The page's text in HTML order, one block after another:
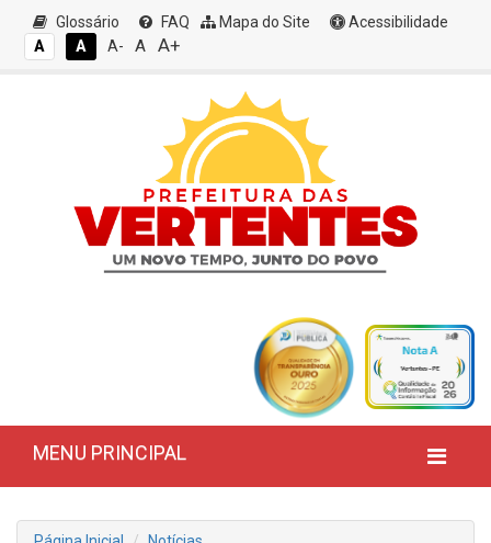
Glossário FAQ Mapa do Site
Acessibilidade
A
A A- A A+
MENU PRINCIPAL